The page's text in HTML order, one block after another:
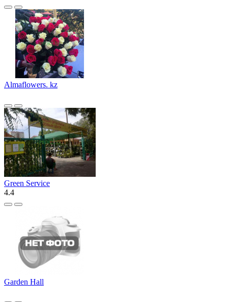
Almaflowers. kz
Green Service
4.4
Garden Hall